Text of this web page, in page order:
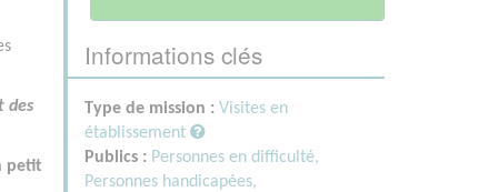
des
petit
Informations clés
Type de mission : Visites en
établissement
Publics : Personnes en difficulté,
Personnes handicapées,